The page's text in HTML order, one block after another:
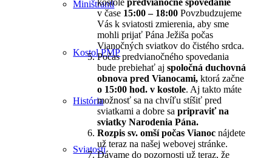
Miništranti
Kostol PMP
História
Sviatosti
kostolepredvianočné spovedanie
v čase 15:00 – 18:00 Povzbudzujeme
Vás k sviatosti zmierenia, aby sme
mohli prijať Pána Ježiša počas
Vianočných sviatkov do čistého srdca.
Počas predvianočného spovedania
bude prebiehať ajspoločná duchovná
obnova pred Vianocami, ktorá začne
o 15:00 hod. v kostole. Aj takto máte
možnosť sa na chvíľu stíšiť pred
sviatkami a dobre sapripraviť na
sviatky Narodenia Pána.
Rozpis sv. omší počas Vianoc nájdete
už teraz na našej webovej stránke.
Dávame do pozornosti už teraz, že